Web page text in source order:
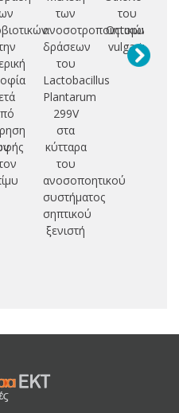
των
ανοσοτροποιητικών
δράσεων
του
Lactobacillus
Plantarum
299V
στα
κύτταρα
του
ανοσοποητικού
συστήματος
σηπτικού
ξενιστή
του
Octopus
vulgaris